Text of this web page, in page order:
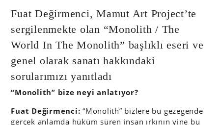
Fuat Değirmenci, Mamut Art Project’te
sergilenmekte olan “Monolith / The
World In The Monolith” başlıklı eseri ve
genel olarak sanatı hakkındaki
sorularımızı yanıtladı
“Monolith” bize neyi anlatıyor?
Fuat Değirmenci: “Monolith” bizlere bu gezegende
gerçek anlamda hüküm süren insan ırkının yine bu